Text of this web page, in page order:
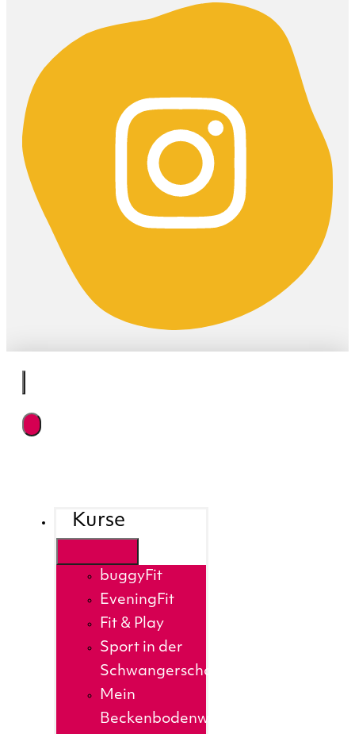
Kurse
buggyFit
EveningFit
Fit & Play
Sport in der
Schwangerschaft
Mein
Beckenbodenworkout